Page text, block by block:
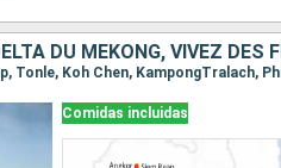
Comidas incluidas